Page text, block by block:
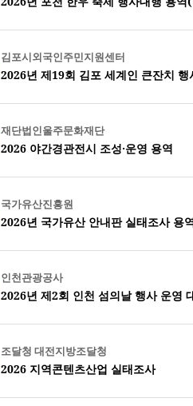
김포시외국인주민지원센터
2026년 제19회 김포 세계인 큰잔치 행
재단법인울주문화재단
2026 야간경관전시 조성·운영 용역
국가유산진흥원
2026년 국가유산 안내판 실태조사 용
인천관광공사
2026년 제2회 인천 섬의날 행사 운영
조달청 대전지방조달청
2026 지역콘텐츠산업 실태조사